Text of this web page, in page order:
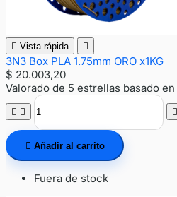
 Vista rápida 
3N3 Box PLA 1.75mm ORO x1KG
$ 20.003,20
Valorado de 5 estrellas basado en
  
 Añadir al carrito
Fuera de stock